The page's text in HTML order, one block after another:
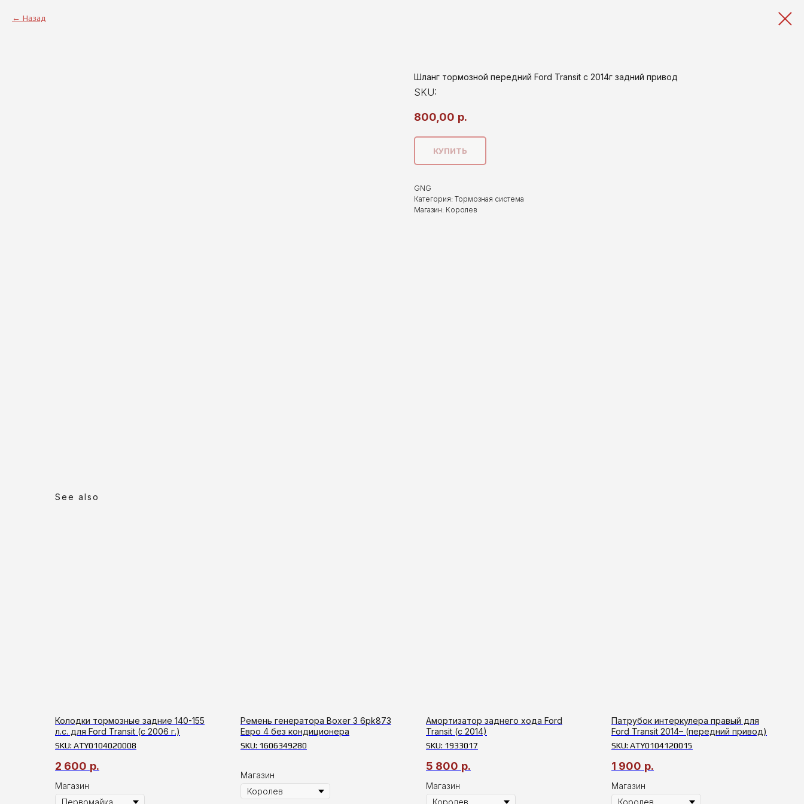
Назад
Шланг тормозной передний Ford Transit c 2014г задний привод
SKU:
800,00 р.
КУПИТЬ
GNG
Категория: Тормозная система
Магазин: Королев
See also
Колодки тормозные задние 140-155
л.с. для Ford Transit (c 2006 г.)
SKU: ATY0104020008
2 600 р.
Магазин
Ремень генератора Boxer 3 6pk873
Евро 4 без кондиционера
SKU: 1606349280
Магазин
Амортизатор заднего хода Ford
Transit (с 2014)
SKU: 1933017
5 800 р.
Магазин
Патрубок интеркулера правый для
Ford Transit 2014– (передний привод)
SKU: ATY0104120015
1 900 р.
Магазин